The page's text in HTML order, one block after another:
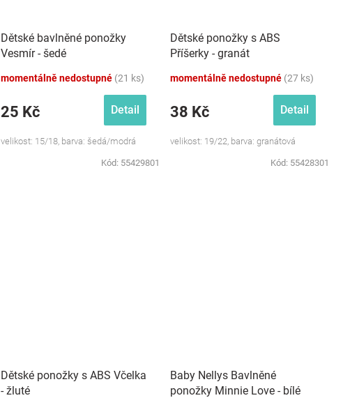
Dětské bavlněné ponožky
Vesmír - šedé
momentálně nedostupné (21 ks)
25 Kč Detail
velikost: 15/18, barva: šedá/modrá
Kód: 55429801
Dětské ponožky s ABS
Příšerky - granát
momentálně nedostupné (27 ks)
38 Kč Detail
velikost: 19/22, barva: granátová
Kód: 55428301
Dětské ponožky s ABS Včelka
- žluté
Baby Nellys Bavlněné
ponožky Minnie Love - bílé